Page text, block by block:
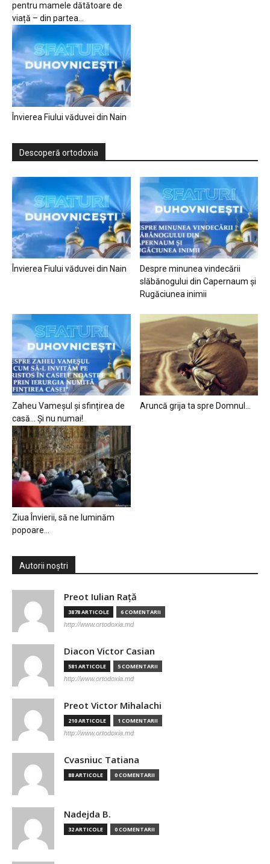
pentru mamele dătătoare de
viață – din partea...
Învierea Fiului văduvei din Nain
Descoperă ortodoxia
Învierea Fiului văduvei din Nain
Despre minunea vindecării
slăbănogului din Capernaum și
Rugăciunea inimii
Zaheu Vameșul și sfințirea de
casă… Și nu numai!
Aruncă grija ta spre Domnul…
Ziua Învierii, să ne luminăm
popoare…
Autorii noștri
Preot Iulian Raţă
3878 ARTICOLE 6 COMENTARII
http://www.ortodoxia.md
Diacon Victor Casian
581 ARTICOLE 5 COMENTARII
http://www.ortodoxia.md
Preot Victor Mihalachi
210 ARTICOLE 1 COMENTARII
http://www.ortodoxia.md
Cvasniuc Tatiana
88 ARTICOLE 0 COMENTARII
Nadejda B.
32 ARTICOLE 0 COMENTARII